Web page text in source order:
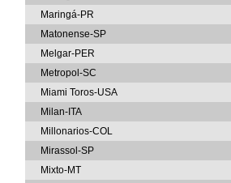
Maringá-PR
Matonense-SP
Melgar-PER
Metropol-SC
Miami Toros-USA
Milan-ITA
Millonarios-COL
Mirassol-SP
Mixto-MT